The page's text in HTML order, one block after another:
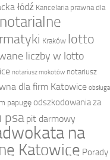
łódź Kancelaria prawna dla
Kraków lotto
liczby w lotto
notariusz mokotów notariusz
dla firm Katowice obsługa
papugę odszkodowania za
psa pit darmowy
na
Katowice Porady